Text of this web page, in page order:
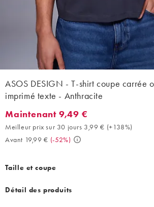
ASOS DESIGN - T-shirt coupe carrée
imprimé texte - Anthracite
Maintenant 9,49 €. Meilleur prix sur 30
Maintenant 9,49 €
Meilleur prix sur 30 jours 3,99 € (+138%)
Avant 19,99 € (-52%)
Taille et coupe
Détail des produits